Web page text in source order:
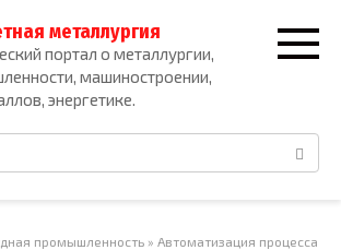
металлургия
портал о металлургии,
машиностроении,
энергетике.
промышленность » Автоматизация процесса